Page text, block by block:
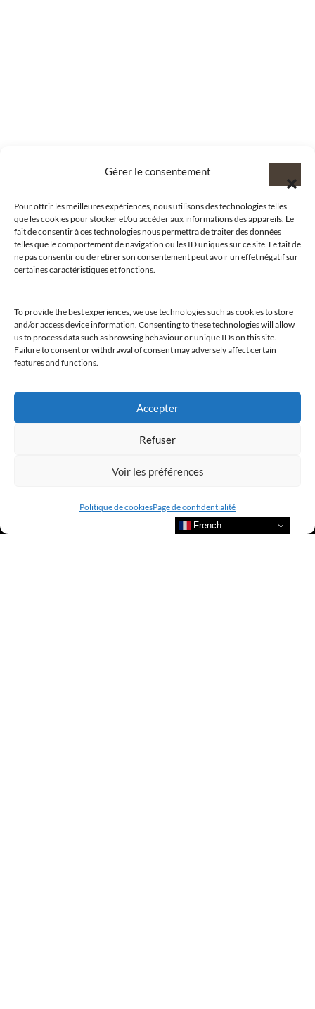
Gérer le consentement
Pour offrir les meilleures expériences, nous utilisons des technologies telles
que les cookies pour stocker et/ou accéder aux informations des appareils. Le
fait de consentir à ces technologies nous permettra de traiter des données
telles que le comportement de navigation ou les ID uniques sur ce site. Le fait de
ne pas consentir ou de retirer son consentement peut avoir un effet négatif sur
certaines caractéristiques et fonctions.
To provide the best experiences, we use technologies such as cookies to store
and/or access device information. Consenting to these technologies will allow
us to process data such as browsing behaviour or unique IDs on this site.
Failure to consent or withdrawal of consent may adversely affect certain
features and functions.
Accepter
Refuser
Voir les préférences
Politique de cookiesPage de confidentialité
@clubamilcar
French